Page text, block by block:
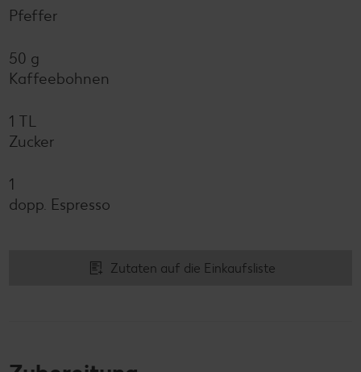
Pfeffer
50 g
Kaffeebohnen
1 TL
Zucker
1
dopp. Espresso
Zutaten auf die Einkaufsliste